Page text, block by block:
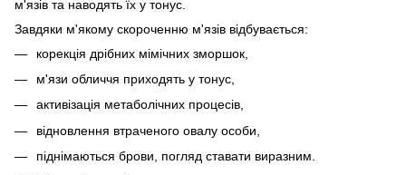
м'язів та наводять їх у тонус.
Завдяки м'якому скороченню м'язів відбувається:
корекція дрібних мімічних зморшок,
м'язи обличчя приходять у тонус,
активізація метаболічних процесів,
відновлення втраченого овалу особи,
піднімаються брови, погляд ставати виразним.